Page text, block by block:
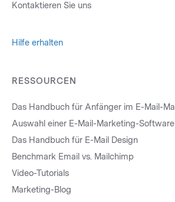
Kontaktieren Sie uns
Hilfe erhalten
RESSOURCEN
Das Handbuch für Anfänger im E-Mail-
Auswahl einer E-Mail-Marketing-Software
Das Handbuch für E-Mail Design
Benchmark Email vs. Mailchimp
Video-Tutorials
Marketing-Blog